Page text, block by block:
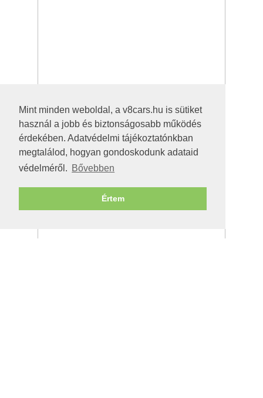
Mint minden weboldal, a v8cars.hu is sütiket
használ a jobb és biztonságosabb működés
érdekében. Adatvédelmi tájékoztatónkban
megtalálod, hogyan gondoskodunk adataid
védelméről. Bővebben
Értem